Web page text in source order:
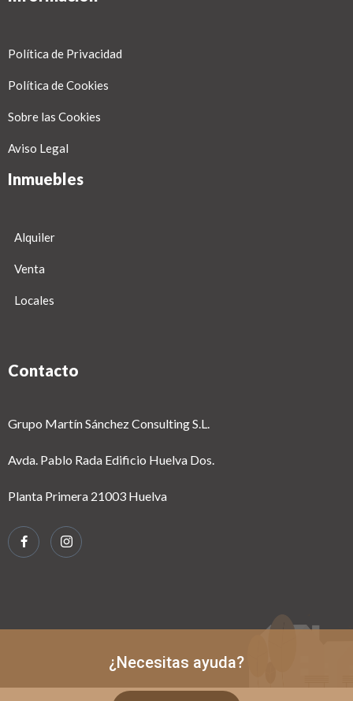
Política de Privacidad
Política de Cookies
Sobre las Cookies
Aviso Legal
Inmuebles
Alquiler
Venta
Locales
Contacto
Grupo Martín Sánchez Consulting S.L.
Avda. Pablo Rada Edificio Huelva Dos.
Planta Primera 21003 Huelva
¿Necesitas ayuda?